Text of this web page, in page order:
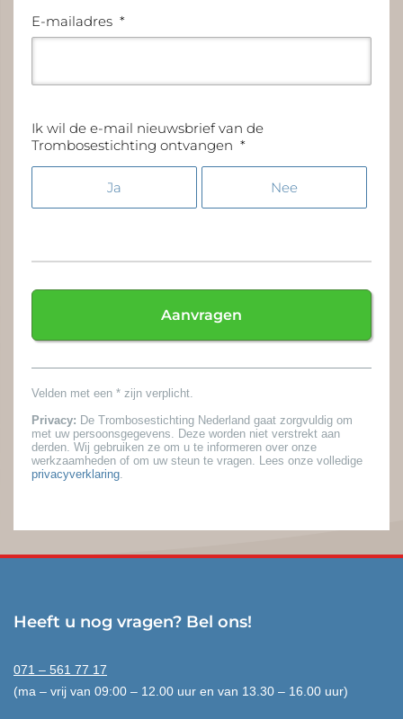
E-mailadres *
Ik wil de e-mail nieuwsbrief van de
Trombosestichting ontvangen *
Ja Nee
Aanvragen
Velden met een * zijn verplicht.
Privacy: De Trombosestichting Nederland gaat zorgvuldig om
met uw persoonsgegevens. Deze worden niet verstrekt aan
derden. Wij gebruiken ze om u te informeren over onze
werkzaamheden of om uw steun te vragen. Lees onze volledige
privacyverklaring.
Heeft u nog vragen? Bel ons!
071 – 561 77 17
(ma – vrij van 09:00 – 12.00 uur en van 13.30 – 16.00 uur)